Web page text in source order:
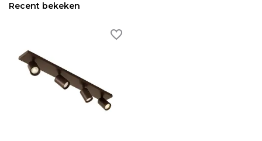
Recent bekeken